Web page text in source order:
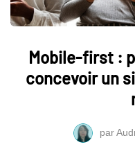
Mobile-first :
concevoir un
par